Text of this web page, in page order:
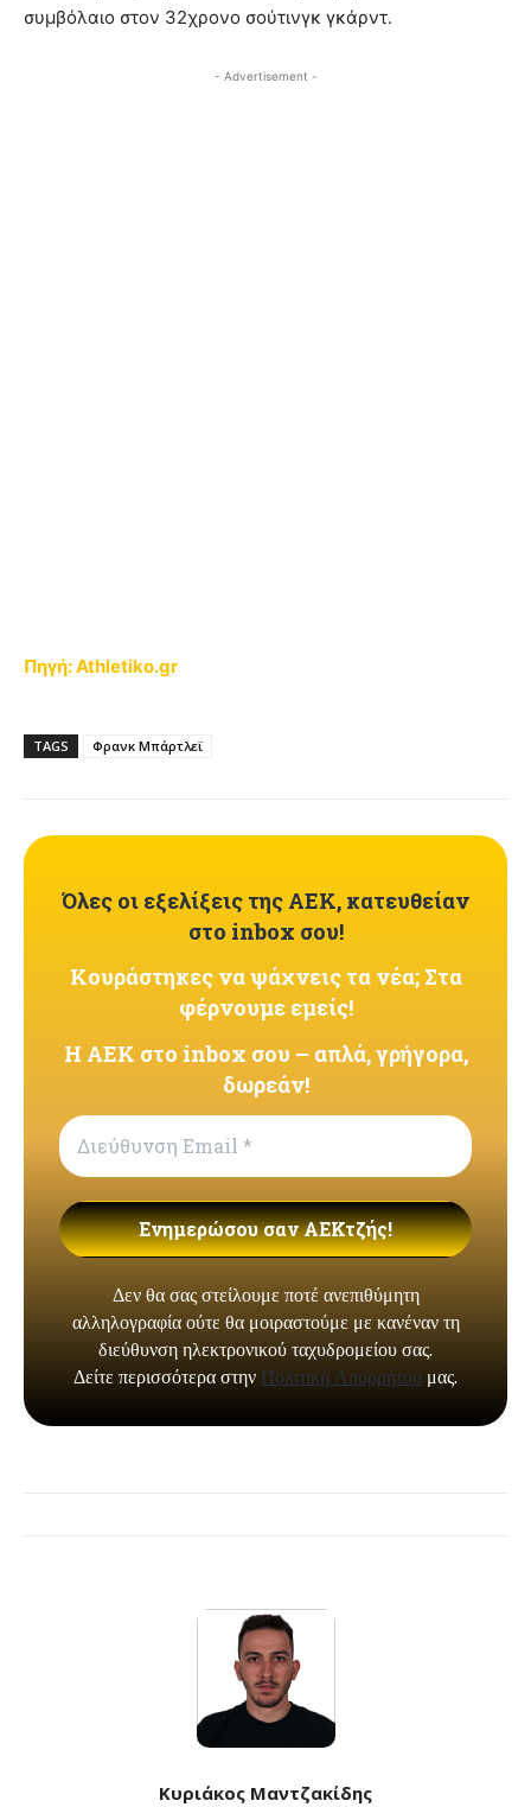
συμβόλαιο στον 32χρονο σούτινγκ γκάρντ.
- Advertisement -
Πηγή: Athletiko.gr
TAGS Φρανκ Μπάρτλεϊ
Κυριάκος Μαντζακίδης